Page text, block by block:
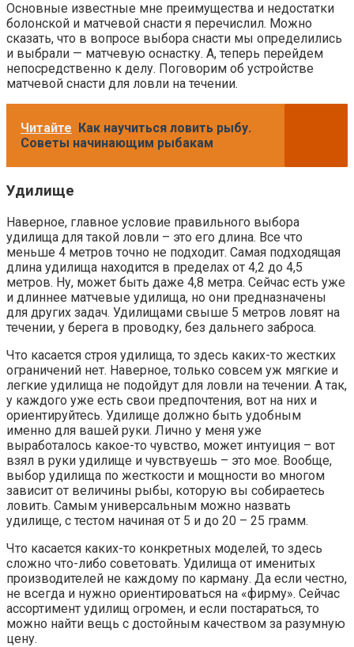
Основные известные мне преимущества и недостатки
болонской и матчевой снасти я перечислил. Можно
сказать, что в вопросе выбора снасти мы определились
и выбрали — матчевую оснастку. А, теперь перейдем
непосредственно к делу. Поговорим об устройстве
матчевой снасти для ловли на течении.
Читайте
Как научиться ловить рыбу.
Советы начинающим рыбакам
Удилище
Наверное, главное условие правильного выбора
удилища для такой ловли – это его длина. Все что
меньше 4 метров точно не подходит. Самая подходящая
длина удилища находится в пределах от 4,2 до 4,5
метров. Ну, может быть даже 4,8 метра. Сейчас есть уже
и длиннее матчевые удилища, но они предназначены
для других задач. Удилищами свыше 5 метров ловят на
течении, у берега в проводку, без дальнего заброса.
Что касается строя удилища, то здесь каких-то жестких
ограничений нет. Наверное, только совсем уж мягкие и
легкие удилища не подойдут для ловли на течении. А так,
у каждого уже есть свои предпочтения, вот на них и
ориентируйтесь. Удилище должно быть удобным
именно для вашей руки. Лично у меня уже
выработалось какое-то чувство, может интуиция – вот
взял в руки удилище и чувствуешь – это мое. Вообще,
выбор удилища по жесткости и мощности во многом
зависит от величины рыбы, которую вы собираетесь
ловить. Самым универсальным можно назвать
удилище, с тестом начиная от 5 и до 20 – 25 грамм.
Что касается каких-то конкретных моделей, то здесь
сложно что-либо советовать. Удилища от именитых
производителей не каждому по карману. Да если честно,
не всегда и нужно ориентироваться на «фирму». Сейчас
ассортимент удилищ огромен, и если постараться, то
можно найти вещь с достойным качеством за разумную
цену.